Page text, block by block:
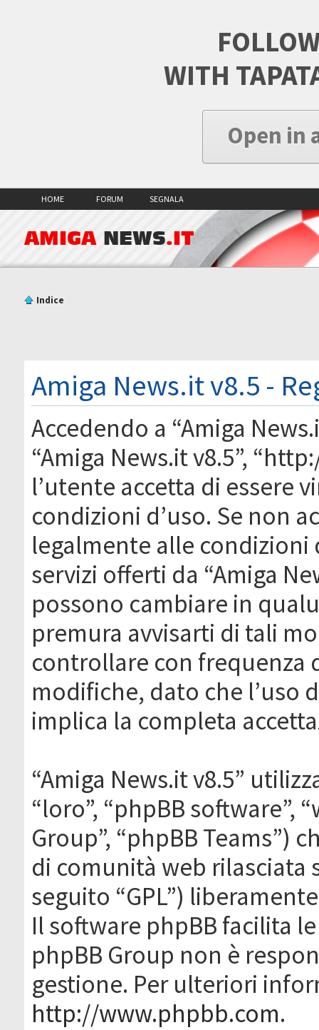
WITH
Open in
HOME FORUM SEGNALA
AMIGA NEWS.IT
Indice
Amiga News.it v8.5 -
Accedendo a “Amiga
“Amiga News.it v8.5”,
l’utente accetta di essere
condizioni d’uso. Se non
legalmente alle condizioni
servizi offerti da “Amiga
possono cambiare in
premura avvisarti di tali
controllare con frequenza
modifiche, dato che l’uso
implica la completa
“Amiga News.it v8.5”
“loro”, “phpBB software”,
Group”, “phpBB Teams”)
di comunità web rilasciata
seguito “GPL”)
Il software phpBB facilita
phpBB Group non è
gestione. Per ulteriori
http://www.phpbb.com.